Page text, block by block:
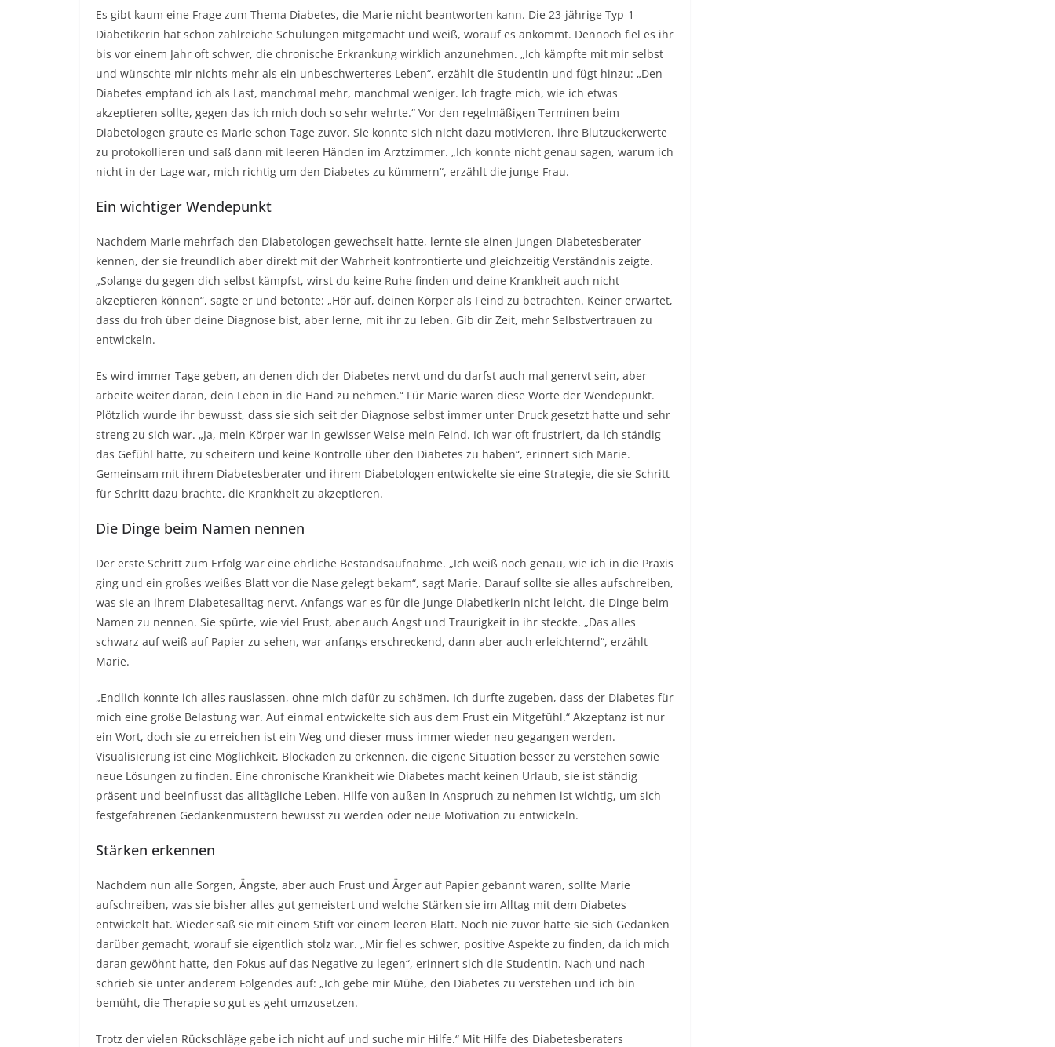
Es gibt kaum eine Frage zum Thema Diabetes, die Marie nicht beantworten kann. Die 23-jährige Typ-1-
Diabetikerin hat schon zahlreiche Schulungen mitgemacht und weiß, worauf es ankommt. Dennoch fiel es ihr
bis vor einem Jahr oft schwer, die chronische Erkrankung wirklich anzunehmen. „Ich kämpfte mit mir selbst
und wünschte mir nichts mehr als ein unbeschwerteres Leben“, erzählt die Studentin und fügt hinzu: „Den
Diabetes empfand ich als Last, manchmal mehr, manchmal weniger. Ich fragte mich, wie ich etwas
akzeptieren sollte, gegen das ich mich doch so sehr wehrte.“ Vor den regelmäßigen Terminen beim
Diabetologen graute es Marie schon Tage zuvor. Sie konnte sich nicht dazu motivieren, ihre Blutzuckerwerte
zu protokollieren und saß dann mit leeren Händen im Arztzimmer. „Ich konnte nicht genau sagen, warum ich
nicht in der Lage war, mich richtig um den Diabetes zu kümmern“, erzählt die junge Frau.
Ein wichtiger Wendepunkt
Nachdem Marie mehrfach den Diabetologen gewechselt hatte, lernte sie einen jungen Diabetesberater
kennen, der sie freundlich aber direkt mit der Wahrheit konfrontierte und gleichzeitig Verständnis zeigte.
„Solange du gegen dich selbst kämpfst, wirst du keine Ruhe finden und deine Krankheit auch nicht
akzeptieren können“, sagte er und betonte: „Hör auf, deinen Körper als Feind zu betrachten. Keiner erwartet,
dass du froh über deine Diagnose bist, aber lerne, mit ihr zu leben. Gib dir Zeit, mehr Selbstvertrauen zu
entwickeln.
Es wird immer Tage geben, an denen dich der Diabetes nervt und du darfst auch mal genervt sein, aber
arbeite weiter daran, dein Leben in die Hand zu nehmen.“ Für Marie waren diese Worte der Wendepunkt.
Plötzlich wurde ihr bewusst, dass sie sich seit der Diagnose selbst immer unter Druck gesetzt hatte und sehr
streng zu sich war. „Ja, mein Körper war in gewisser Weise mein Feind. Ich war oft frustriert, da ich ständig
das Gefühl hatte, zu scheitern und keine Kontrolle über den Diabetes zu haben“, erinnert sich Marie.
Gemeinsam mit ihrem Diabetesberater und ihrem Diabetologen entwickelte sie eine Strategie, die sie Schritt
für Schritt dazu brachte, die Krankheit zu akzeptieren.
Die Dinge beim Namen nennen
Der erste Schritt zum Erfolg war eine ehrliche Bestandsaufnahme. „Ich weiß noch genau, wie ich in die Praxis
ging und ein großes weißes Blatt vor die Nase gelegt bekam“, sagt Marie. Darauf sollte sie alles aufschreiben,
was sie an ihrem Diabetesalltag nervt. Anfangs war es für die junge Diabetikerin nicht leicht, die Dinge beim
Namen zu nennen. Sie spürte, wie viel Frust, aber auch Angst und Traurigkeit in ihr steckte. „Das alles
schwarz auf weiß auf Papier zu sehen, war anfangs erschreckend, dann aber auch erleichternd“, erzählt
Marie.
„Endlich konnte ich alles rauslassen, ohne mich dafür zu schämen. Ich durfte zugeben, dass der Diabetes für
mich eine große Belastung war. Auf einmal entwickelte sich aus dem Frust ein Mitgefühl.“ Akzeptanz ist nur
ein Wort, doch sie zu erreichen ist ein Weg und dieser muss immer wieder neu gegangen werden.
Visualisierung ist eine Möglichkeit, Blockaden zu erkennen, die eigene Situation besser zu verstehen sowie
neue Lösungen zu finden. Eine chronische Krankheit wie Diabetes macht keinen Urlaub, sie ist ständig
präsent und beeinflusst das alltägliche Leben. Hilfe von außen in Anspruch zu nehmen ist wichtig, um sich
festgefahrenen Gedankenmustern bewusst zu werden oder neue Motivation zu entwickeln.
Stärken erkennen
Nachdem nun alle Sorgen, Ängste, aber auch Frust und Ärger auf Papier gebannt waren, sollte Marie
aufschreiben, was sie bisher alles gut gemeistert und welche Stärken sie im Alltag mit dem Diabetes
entwickelt hat. Wieder saß sie mit einem Stift vor einem leeren Blatt. Noch nie zuvor hatte sie sich Gedanken
darüber gemacht, worauf sie eigentlich stolz war. „Mir fiel es schwer, positive Aspekte zu finden, da ich mich
daran gewöhnt hatte, den Fokus auf das Negative zu legen“, erinnert sich die Studentin. Nach und nach
schrieb sie unter anderem Folgendes auf: „Ich gebe mir Mühe, den Diabetes zu verstehen und ich bin
bemüht, die Therapie so gut es geht umzusetzen.
Trotz der vielen Rückschläge gebe ich nicht auf und suche mir Hilfe.“ Mit Hilfe des Diabetesberaters